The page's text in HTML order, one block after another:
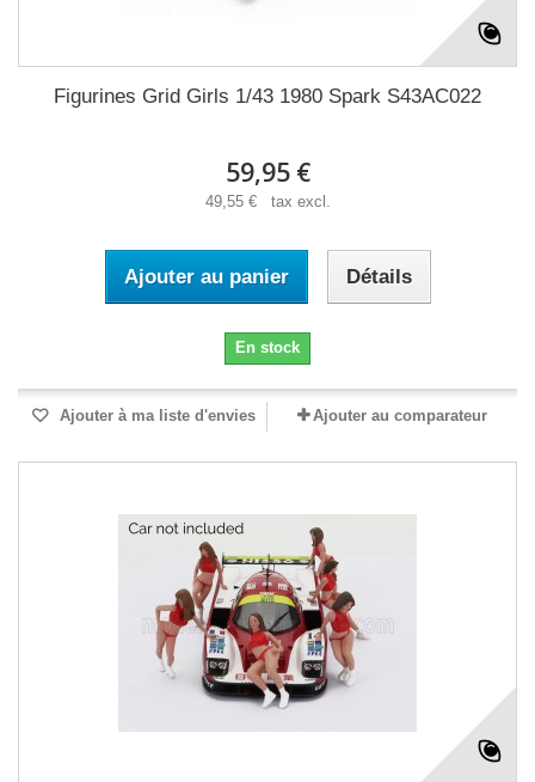
Figurines Grid Girls 1/43 1980 Spark S43AC022
59,95 €
49,55 € tax excl.
Ajouter au panier Détails
En stock
Ajouter à ma liste d'envies Ajouter au comparateur